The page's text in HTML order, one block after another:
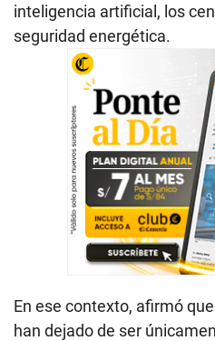
inteligencia artificial, los
seguridad energética.
En ese contexto, afirmó
han dejado de ser